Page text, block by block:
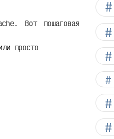
Вот пошаговая
просто